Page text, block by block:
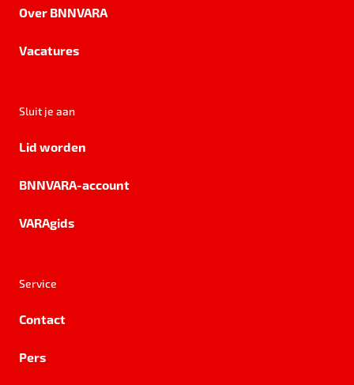
Over BNNVARA
Vacatures
Sluit je aan
Lid worden
BNNVARA-account
VARAgids
Service
Contact
Pers